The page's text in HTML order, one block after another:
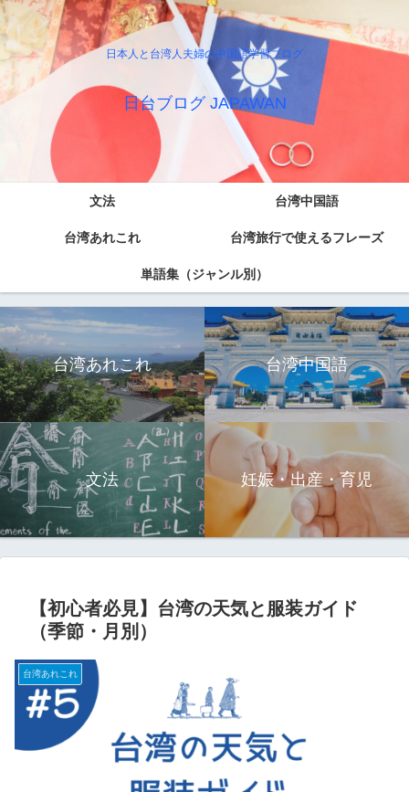
日本人と台湾人夫婦の中国語学習ブログ
日台ブログ JAPAWAN
文法 台湾中国語
台湾あれこれ 台湾旅行で使えるフレーズ
単語集（ジャンル別）
台湾あれこれ 台湾中国語
文法 妊娠・出産・育児
【初心者必見】台湾の天気と服装ガイド
（季節・月別）
台湾あれこれ